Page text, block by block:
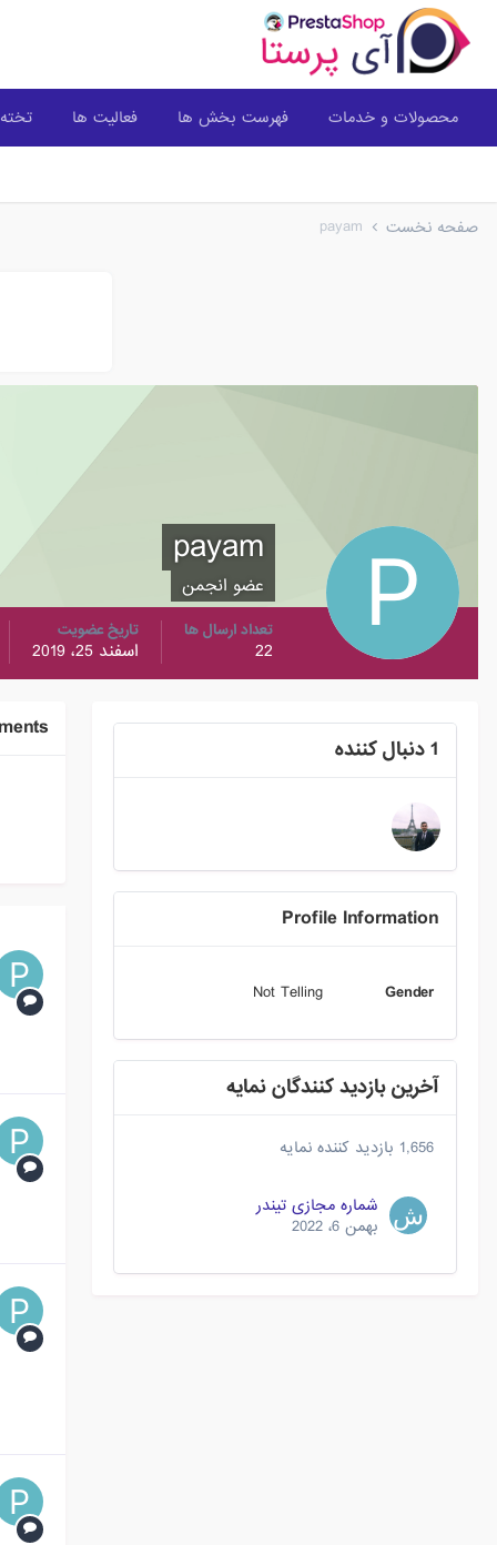
محصولات و خدمات فهرست بخش ها فعالیت ها
صفحه نخست payam
payam
عضو انجمن
تعداد ارسال ها
22
تاریخ عضویت
اسفند 25، 2019
1 دنبال کننده
Profile Information
Gender
Not Telling
آخرین بازدید کنندگان نمایه
1,656 بازدید کننده نمایه
شماره مجازی تیندر
بهمن 6، 2022